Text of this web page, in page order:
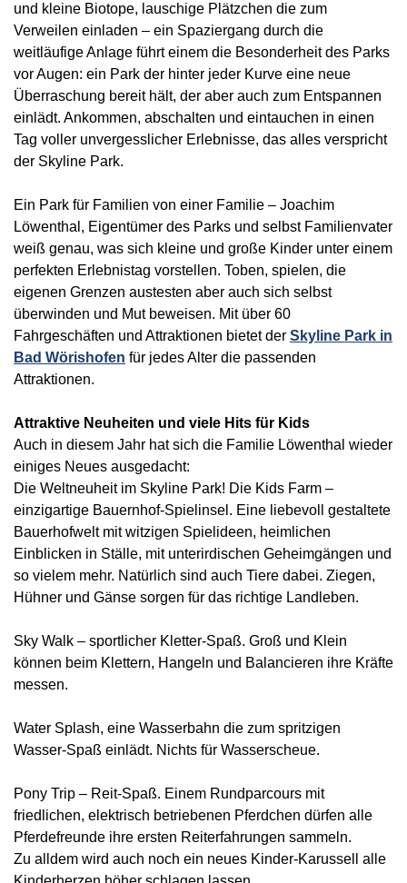
und kleine Biotope, lauschige Plätzchen die zum
Verweilen einladen – ein Spaziergang durch die
weitläufige Anlage führt einem die Besonderheit des Parks
vor Augen: ein Park der hinter jeder Kurve eine neue
Überraschung bereit hält, der aber auch zum Entspannen
einlädt. Ankommen, abschalten und eintauchen in einen
Tag voller unvergesslicher Erlebnisse, das alles verspricht
der Skyline Park.
Ein Park für Familien von einer Familie – Joachim
Löwenthal, Eigentümer des Parks und selbst Familienvater
weiß genau, was sich kleine und große Kinder unter einem
perfekten Erlebnistag vorstellen. Toben, spielen, die
eigenen Grenzen austesten aber auch sich selbst
überwinden und Mut beweisen. Mit über 60
Fahrgeschäften und Attraktionen bietet der Skyline Park in
Bad Wörishofen für jedes Alter die passenden
Attraktionen.
Attraktive Neuheiten und viele Hits für Kids
Auch in diesem Jahr hat sich die Familie Löwenthal wieder
einiges Neues ausgedacht:
Die Weltneuheit im Skyline Park! Die Kids Farm –
einzigartige Bauernhof-Spielinsel. Eine liebevoll gestaltete
Bauerhofwelt mit witzigen Spielideen, heimlichen
Einblicken in Ställe, mit unterirdischen Geheimgängen und
so vielem mehr. Natürlich sind auch Tiere dabei. Ziegen,
Hühner und Gänse sorgen für das richtige Landleben.
Sky Walk – sportlicher Kletter-Spaß. Groß und Klein
können beim Klettern, Hangeln und Balancieren ihre Kräfte
messen.
Water Splash, eine Wasserbahn die zum spritzigen
Wasser-Spaß einlädt. Nichts für Wasserscheue.
Pony Trip – Reit-Spaß. Einem Rundparcours mit
friedlichen, elektrisch betriebenen Pferdchen dürfen alle
Pferdefreunde ihre ersten Reiterfahrungen sammeln.
Zu alldem wird auch noch ein neues Kinder-Karussell alle